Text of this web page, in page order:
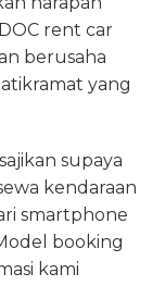
rent car
berusaha
yang
supaya
kendaraan
smartphone
booking
kami